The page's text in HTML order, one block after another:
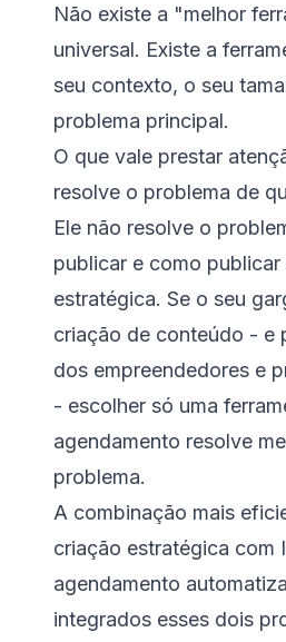
Não existe a "melhor
universal. Existe a
seu contexto, o seu
problema principal.
O que vale prestar
resolve o problema de
Ele não resolve o
publicar e como publicar
estratégica. Se o seu
criação de conteúdo - e
dos empreendedores e
- escolher só uma
agendamento resolve
problema.
A combinação mais
criação estratégica com
agendamento
integrados esses dois